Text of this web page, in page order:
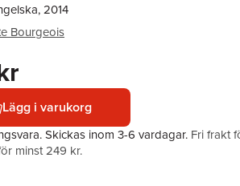
2014
Bourgeois
Lägg i varukorg
Skickas inom 3-6 vardagar. Fri frakt
minst 249 kr.